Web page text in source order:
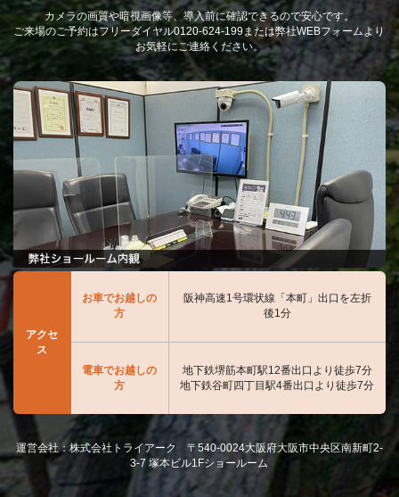
カメラの画質や暗視画像等、導入前に確認できるので安心です。
ご来場のご予約はフリーダイヤル0120-624-199または弊社WEBフォームより
お気軽にご連絡ください。
アクセ
ス
お車でお越しの
方
阪神高速1号環状線「本町」出口を左折
後1分
電車でお越しの
方
地下鉄堺筋本町駅12番出口より徒歩7分
地下鉄谷町四丁目駅4番出口より徒歩7分
運営会社：株式会社トライアーク 〒540-0024大阪府大阪市中央区南新町2-
3-7 塚本ビル1Fショールーム